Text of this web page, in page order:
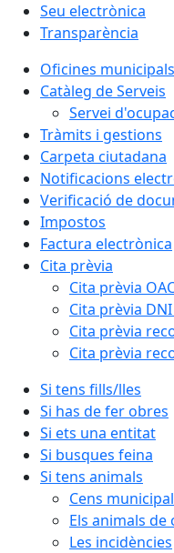
Seu electrònica
Transparència
Oficines municipals
Catàleg de Serveis
Servei
Tràmits i gestions
Carpeta ciutadana
Notificacions
Verificació de
Impostos
Factura electrònica
Cita prèvia
Cita prèvia
Cita prèvia
Cita prèvia
Cita prèvia
Si tens fills/lles
Si has de fer obres
Si ets una entitat
Si busques feina
Si tens animals
Cens municipal
Els animals
Les incidències